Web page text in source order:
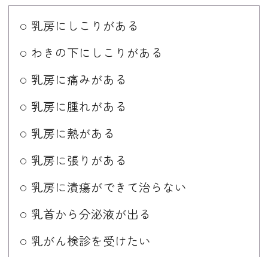
乳房にしこりがある
わきの下にしこりがある
乳房に痛みがある
乳房に腫れがある
乳房に熱がある
乳房に張りがある
乳房に潰瘍ができて治らない
乳首から分泌液が出る
乳がん検診を受けたい